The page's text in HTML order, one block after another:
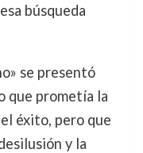
búsqueda
se presentó
que prometía la
éxito, pero que
y la